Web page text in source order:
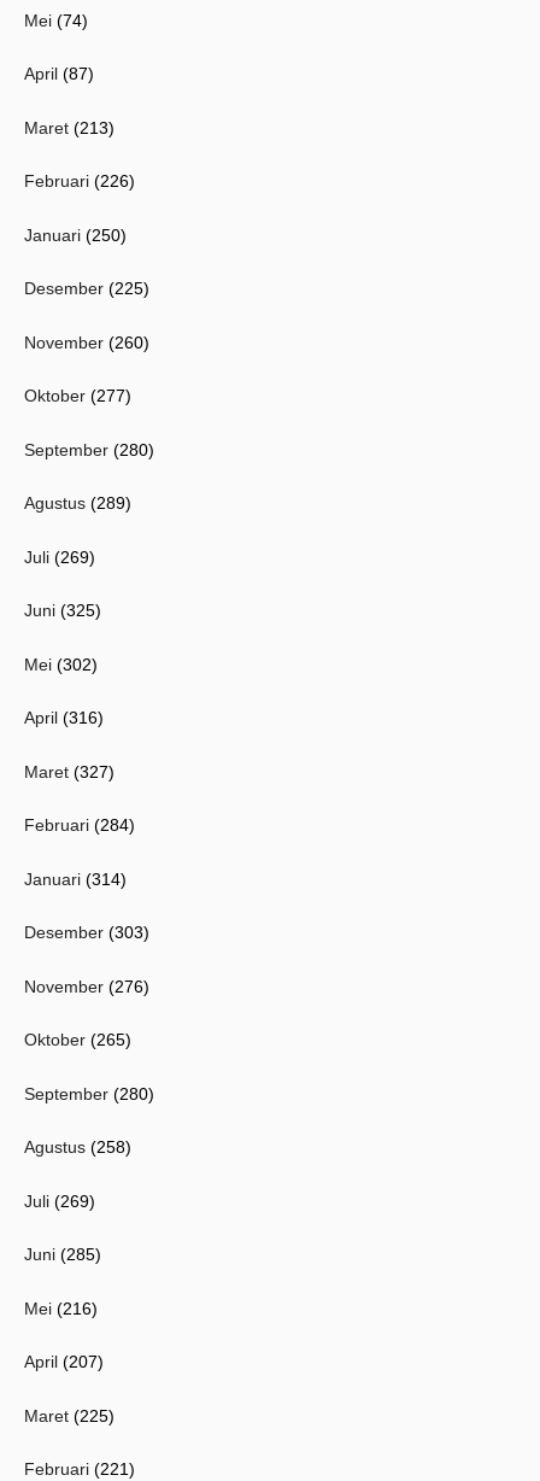
Mei (74)
April (87)
Maret (213)
Februari (226)
Januari (250)
Desember (225)
November (260)
Oktober (277)
September (280)
Agustus (289)
Juli (269)
Juni (325)
Mei (302)
April (316)
Maret (327)
Februari (284)
Januari (314)
Desember (303)
November (276)
Oktober (265)
September (280)
Agustus (258)
Juli (269)
Juni (285)
Mei (216)
April (207)
Maret (225)
Februari (221)